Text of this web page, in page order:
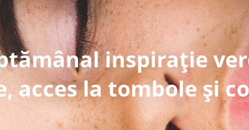
inspirație
la tombole și